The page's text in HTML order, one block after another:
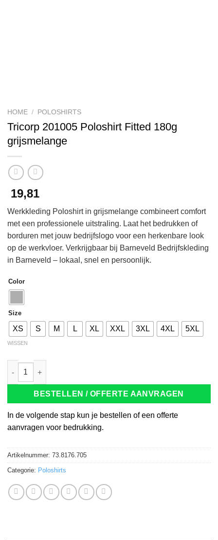
HOME / POLOSHIRTS
Tricorp 201005 Poloshirt Fitted 180g
grijsmelange
19,81
Werkkleding Poloshirt in grijsmelange combineert comfort
met een professionele uitstraling. Laat het bedrukken of
borduren met jouw bedrijfslogo voor een herkenbare look
op de werkvloer. Verkrijgbaar bij Barneveld Bedrijfskleding
in Barneveld – lokaal, snel en persoonlijk.
Color
Size
XS S M L XL XXL 3XL 4XL 5XL
WISSEN
Tricorp 201005 Poloshirt Fitted 180g grijsmelange aantal
BESTELLEN / OFFERTE AANVRAGEN
In de volgende stap kun je bestellen of een offerte
aanvragen voor bedrukking.
Artikelnummer: 73.8176.705
Categorie: Poloshirts